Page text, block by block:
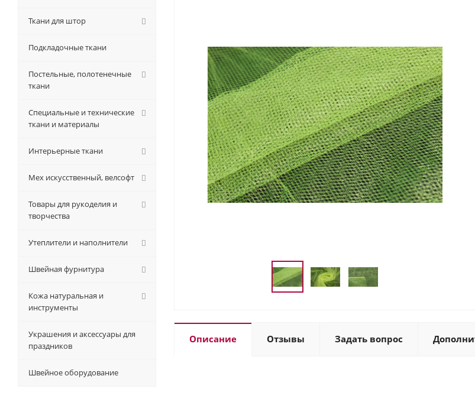
Описание Отзывы Задать вопрос
Ткани для штор
Подкладочные ткани
Постельные, полотенечные
ткани
Специальные и технические
ткани и материалы
Интерьерные ткани
Мех искусственный, велсофт
Товары для рукоделия и
творчества
Утеплители и наполнители
Швейная фурнитура
Кожа натуральная и
инструменты
Украшения и аксессуары для
праздников
Швейное оборудование